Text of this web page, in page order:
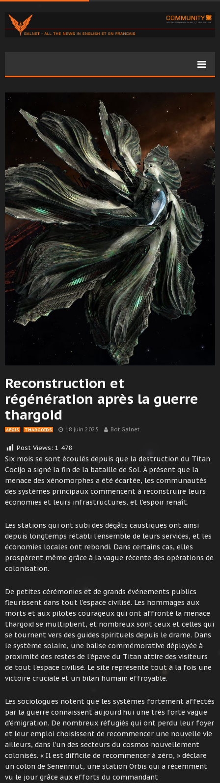
Reconstruction et
régénération après la guerre
thargoid
AEGIS THARGOIDS 18 juin 2025 Bot Galnet
Post Views: 1 478
Six mois se sont écoulés depuis que la destruction du Titan
Cocijo a signé la fin de la bataille de Sol. À présent que la
menace des xénomorphes a été écartée, les communautés
des systèmes principaux commencent à reconstruire leurs
économies et leurs infrastructures, et l’espoir renaît.
Les stations qui ont subi des dégâts caustiques ont ainsi
depuis longtemps rétabli l’ensemble de leurs services, et les
économies locales ont rebondi. Dans certains cas, elles
prospèrent même grâce à la vague récente des opérations de
colonisation.
De petites cérémonies et de grands événements publics
fleurissent dans tout l’espace civilisé. Les hommages aux
morts et aux pilotes courageux qui ont affronté la menace
thargoid se multiplient, et nombreux sont ceux et celles qui
se tournent vers des guides spirituels depuis le drame. Dans
le système solaire, une balise commémorative déployée à
proximité des restes de l’épave du Titan attire des visiteurs
de tout l’espace civilisé. Le site représente tout à la fois une
victoire cruciale et un bilan humain effroyable.
Les sociologues notent que les systèmes fortement affectés
par la guerre connaissent aujourd’hui une très forte vague
d’émigration. De nombreux réfugiés qui ont perdu leur foyer
et leur emploi choisissent de recommencer une nouvelle vie
ailleurs, dans l’un des secteurs du cosmos nouvellement
colonisés. « Il est difficile de recommencer à zéro, » déclare
un colon de Senenmut, une station Orbis qui a récemment
vu le jour grâce aux efforts du commandant